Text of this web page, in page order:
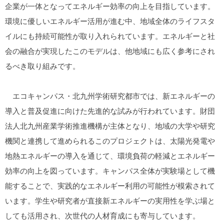
企業が一体となってエネルギー効率の向上を目指しています。
環境に優しいエネルギー活用が進む中、地域全体のライフスタ
イルにも持続可能性が取り入れられています。エネルギーと社
会の融合が実現したこのモデルは、他地域にも広く参考にされ
るべき取り組みです。
エコキャンパス・北九州学術研究都市では、新エネルギーの
導入と普及促進に向けた先進的な試みが行われています。財団
法人北九州産業学術推進機構が主体となり、地域の大学や研究
機関と連携して進められるこのプロジェクトは、太陽光発電や
地熱エネルギーの導入を通じて、環境負荷の軽減とエネルギー
効率の向上を図っています。キャンパス全体が実験場として機
能することで、実践的なエネルギー利用の可能性が模索されて
います。学生や研究者が直接新エネルギーの実用性を学ぶ場と
しても活用され、次世代の人材育成にも寄与しています。